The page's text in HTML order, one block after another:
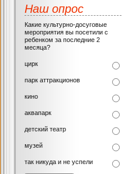
Наш опрос
Какие культурно-досуговые
мероприятия вы посетили с
ребенком за последние 2
месяца?
цирк
парк аттракционов
кино
аквапарк
детский театр
музей
так никуда и не успели